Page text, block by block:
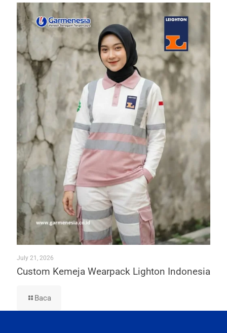
July 21, 2026
Custom Kemeja Wearpack Lighton Indonesia
Baca